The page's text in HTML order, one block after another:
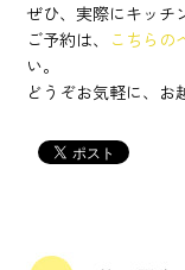
ぜひ、実際にキッチ
ご予約は、
こちらの
い。
どうぞお気軽に、お